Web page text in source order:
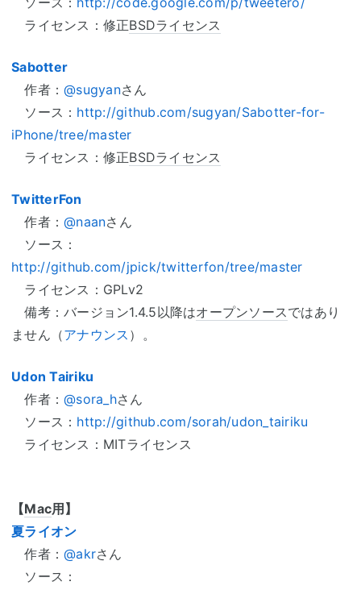
ライセンス：修正BSDライセンス
Sabotter
作者： @sugyanさん
ソース： http://github.com/sugyan/Sabotter-for-
iPhone/tree/master
ライセンス：修正BSDライセンス
TwitterFon
作者： @naanさん
ソース：
http://github.com/jpick/twitterfon/tree/master
ライセンス：GPLv2
備考：バージョン1.4.5以降はオープンソースではあり
ません（アナウンス ）。
Udon Tairiku
作者： @sora_hさん
ソース： http://github.com/sorah/udon_tairiku
ライセンス：MITライセンス
【Mac用】
夏ライオン
作者： @akrさん
ソース：